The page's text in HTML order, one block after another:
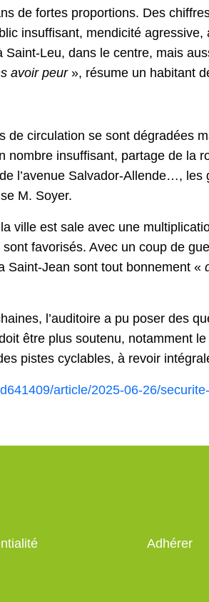
de fortes proportions. Des
insuffisant, mendicité agressive,
Leu, dans le centre, mais
avoir peur», résume un habitant
circulation se sont dégradées
insuffisant, partage de la
l’avenue Salvador-Allende…, les
M. Soyer.
ville est sale avec une
favorisés. Avec un coup de
Saint-Jean sont tout bonnement «
l’auditoire a pu poser des
être plus soutenu, notamment
pistes cyclables, à revoir
article/2025-06-26/
Adhérer